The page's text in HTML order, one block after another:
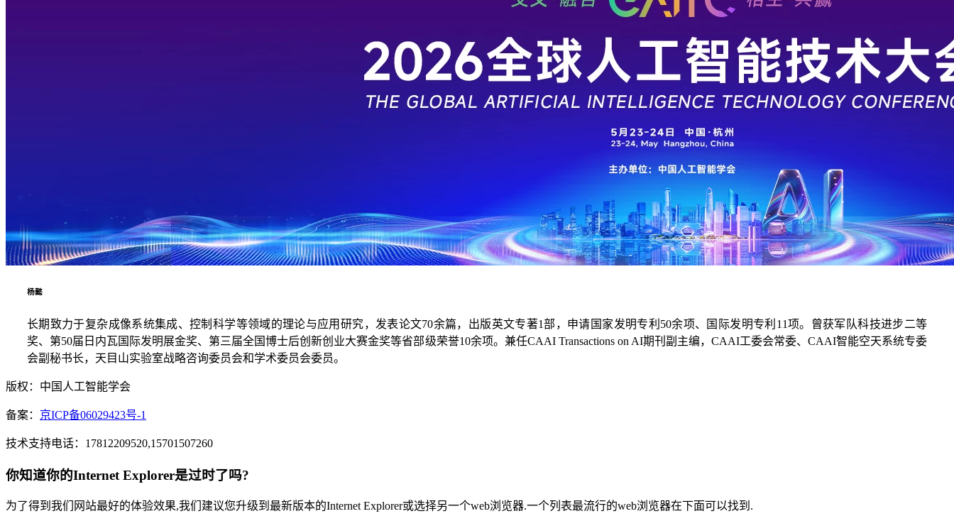
杨懿
长期致力于复杂成像系统集成、控制科学等领域的理论与应用研究，发表论文70余篇，出版英文专著1部，申请国家发明专利50余项、国际发明专利11项。曾获军队科技进步二等
奖、第50届日内瓦国际发明展金奖、第三届全国博士后创新创业大赛金奖等省部级荣誉10余项。兼任CAAI Transactions on AI期刊副主编，CAAI工委会常委、CAAI智能空天系统专委
会副秘书长，天目山实验室战略咨询委员会和学术委员会委员。
版权：中国人工智能学会
备案： 京ICP备06029423号-1
技术支持电话：17812209520,15701507260
你知道你的Internet Explorer是过时了吗?
为了得到我们网站最好的体验效果,我们建议您升级到最新版本的Internet Explorer或选择另一个web浏览器.一个列表最流行的web浏览器在下面可以找到.